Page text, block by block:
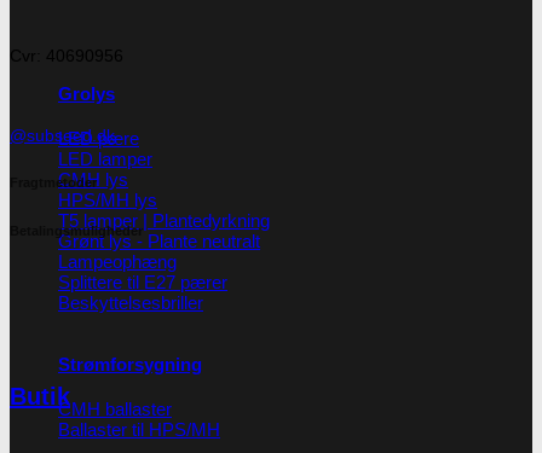
Grolys
LED pære
LED lamper
CMH lys
HPS/MH lys
T5 lamper | Plantedyrkning
Grønt lys - Plante neutralt
Lampeophæng
Splittere til E27 pærer
Beskyttelsesbriller
Strømforsygning
CMH ballaster
Ballaster til HPS/MH
Cvr: 40690956
@subseed.dk
Fragtmetoder
Betalingsmuligheder
Butik